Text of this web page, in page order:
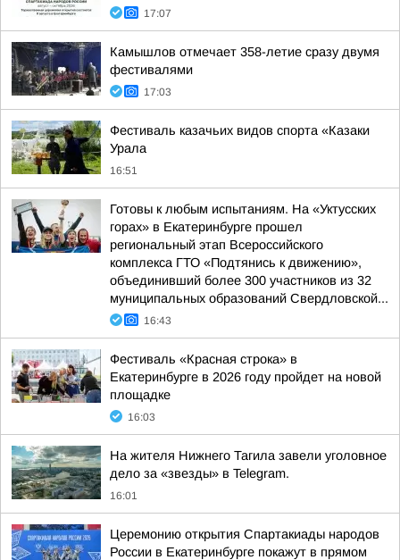
17:07
Камышлов отмечает 358-летие сразу двумя
фестивалями
17:03
Фестиваль казачьих видов спорта «Казаки
Урала
16:51
Готовы к любым испытаниям. На «Уктусских
горах» в Екатеринбурге прошел
региональный этап Всероссийского
комплекса ГТО «Подтянись к движению»,
объединивший более 300 участников из 32
муниципальных образований Свердловской...
16:43
Фестиваль «Красная строка» в
Екатеринбурге в 2026 году пройдет на новой
площадке
16:03
На жителя Нижнего Тагила завели уголовное
дело за «звезды» в Telegram.
16:01
Церемонию открытия Спартакиады народов
России в Екатеринбурге покажут в прямом